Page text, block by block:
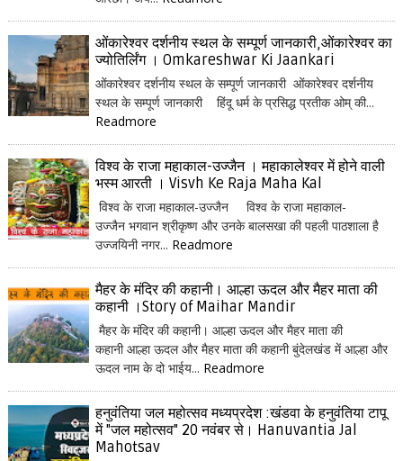
ओंकारेश्वर दर्शनीय स्थल के सम्पूर्ण जानकारी,ओंकारेश्वर का
ज्योतिर्लिंग । Omkareshwar Ki Jaankari
ओंकारेश्वर दर्शनीय स्थल के सम्पूर्ण जानकारी ओंकारेश्वर दर्शनीय
स्थल के सम्पूर्ण जानकारी हिंदू धर्म के प्रसिद्ध प्रतीक ओम् की...
Readmore
विश्व के राजा महाकाल-उज्जैन । महाकालेश्वर में होने वाली
भस्म आरती । Visvh Ke Raja Maha Kal
विश्व के राजा महाकाल-उज्जैन विश्व के राजा महाकाल-
उज्जैन भगवान श्रीकृष्ण और उनके बालसखा की पहली पाठशाला है
उज्जयिनी नगर... Readmore
मैहर के मंदिर की कहानी। आल्हा ऊदल और मैहर माता की
कहानी ।Story of Maihar Mandir
मैहर के मंदिर की कहानी। आल्हा ऊदल और मैहर माता की
कहानी आल्हा ऊदल और मैहर माता की कहानी बुंदेलखंड में आल्हा और
ऊदल नाम के दो भाईय... Readmore
हनुवंतिया जल महोत्सव मध्यप्रदेश :खंडवा के हनुवंतिया टापू
में "जल महोत्सव" 20 नवंबर से। Hanuvantia Jal
Mahotsav